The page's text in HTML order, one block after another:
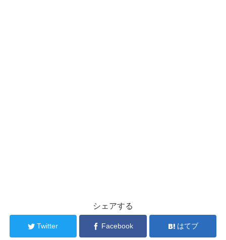
シェアする
Twitter Facebook はてブ